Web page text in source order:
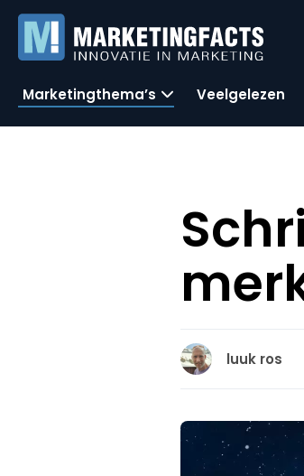
Marketingthema’s Veelgelezen
luuk ros